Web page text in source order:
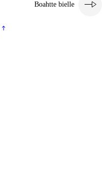
Boahtte bielle